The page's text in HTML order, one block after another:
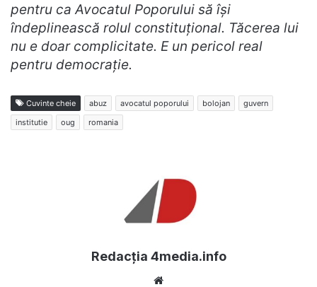
pentru ca Avocatul Poporului să își
îndeplinească rolul constituțional. Tăcerea lui
nu e doar complicitate. E un pericol real
pentru democrație.
Cuvinte cheie abuz avocatul poporului bolojan
guvern
institutie
oug romania
Redacția 4media.info